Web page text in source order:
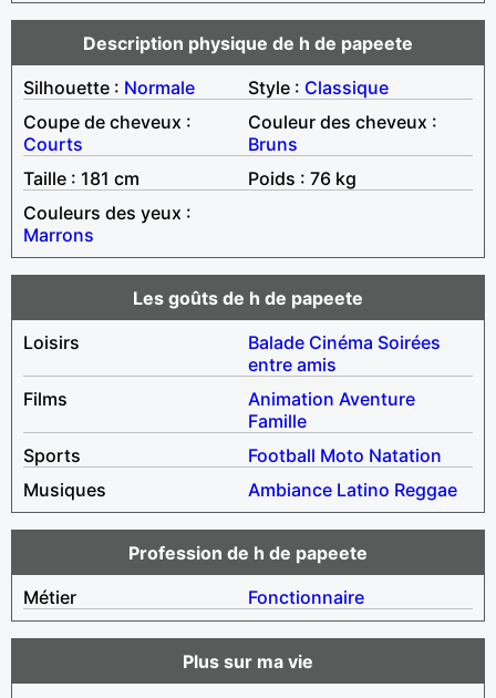
Description physique de h de papeete
Silhouette : Normale Style : Classique
Coupe de cheveux :
Courts
Couleur des cheveux :
Bruns
Taille : 181 cm
Poids : 76 kg
Couleurs des yeux :
Marrons
Les goûts de h de papeete
Loisirs
Balade Cinéma Soirées
entre amis
Films
Animation Aventure
Famille
Sports
Football Moto Natation
Musiques
Ambiance Latino Reggae
Profession de h de papeete
Métier
Fonctionnaire
Plus sur ma vie